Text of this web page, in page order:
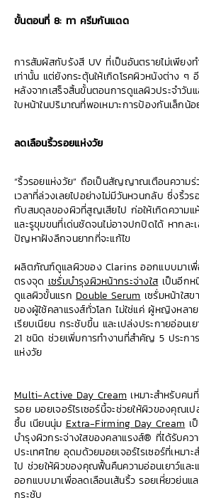
ขั้นตอนที่ 8: ทา ครีมกันแดด
การสัมผัสกับรังสี UV ที่เป็นอันตรายไม่เพียง
เท่านั้น แต่ยังกระตุ้นให้เกิดโรคผิวหนังต่าง ๆ
หลังจากเสร็จสิ้นขั้นตอนการดูแลผิวประจำวัน
ใบหน้าในปริมาณที่พอเหมาะการป้องกันเล็กน้อ
ลดเลือนริ้วรอยแห่งวัย
“ริ้วรอยแห่งวัย” ถือเป็นสัญญาณเตือนความร่
เวลาที่ล่วงเลยไปอย่างไม่มีวันหวนกลับ ซึ่งริ้
กับสมดุลของผิวที่สูญเสียไป ก่อให้เกิดความแ
และรูขุมขนที่เด่นชัดจนไม่อาจปกปิดได้ หากละ
ปัญหาฝังลึกจนยากที่จะแก้ไข
ผลิตภัณฑ์ดูแลผิวของ Clarins ออกแบบมาเ
ตรงจุดเซรั่มบำรุงผิวหน้ากระจ่างใสเป็นอีกห
ดูแลผิวขั้นแรกDouble Serumเซรั่มหน้าใส
ของผู้ใช้คลาแรงส์ทั่วโลก ไม่ใช่แค่ ผู้หญิงหลา
เรียบเนียน กระชับขึ้น และเปล่งประกายอ่อน
21 ชนิด ช่วยเพิ่มการทำงานที่สำคัญ 5 ประ
แห่งวัย
Multi-Active Day Creamเหมาะสำหรับค
รอย มอยเจอร์ไรเซอร์นี้จะช่วยให้ผิวของคุณเ
ชื้น เนียนนุ่มExtra-Firming Day Creamเ
บำรุงผิวกระจ่างใสของคลาแรงส์® ที่ได้รับคว
ประเทศไทย อุดมด้วยมอยเจอร์ไรเซอร์ที่เหม
ไป ช่วยให้ผิวของคุณฟื้นคืนความอ่อนเยาว์แ
ออกแบบมาเพื่อลดเลือนเส้นริ้ว รอยเหี่ยวย่นแ